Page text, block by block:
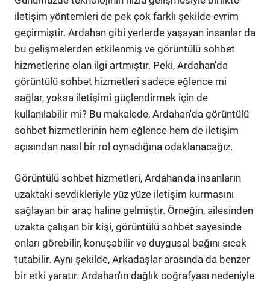
iletişim yöntemleri de pek çok farklı şekilde evrim
geçirmiştir. Ardahan gibi yerlerde yaşayan insanlar da
bu gelişmelerden etkilenmiş ve görüntülü sohbet
hizmetlerine olan ilgi artmıştır. Peki, Ardahan'da
görüntülü sohbet hizmetleri sadece eğlence mi
sağlar, yoksa iletişimi güçlendirmek için de
kullanılabilir mi? Bu makalede, Ardahan'da görüntülü
sohbet hizmetlerinin hem eğlence hem de iletişim
açısından nasıl bir rol oynadığına odaklanacağız.
Görüntülü sohbet hizmetleri, Ardahan'da insanların
uzaktaki sevdikleriyle yüz yüze iletişim kurmasını
sağlayan bir araç haline gelmiştir. Örneğin, ailesinden
uzakta çalışan bir kişi, görüntülü sohbet sayesinde
onları görebilir, konuşabilir ve duygusal bağını sıcak
tutabilir. Aynı şekilde, Arkadaşlar arasında da benzer
bir etki yaratır. Ardahan'ın dağlık coğrafyası nedeniyle